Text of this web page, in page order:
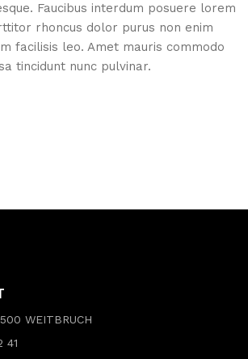
Faucibus interdum posuere lorem
rhoncus dolor purus non enim
facilisis leo. Amet mauris commodo
tincidunt nunc pulvinar.
WEITBRUCH
41